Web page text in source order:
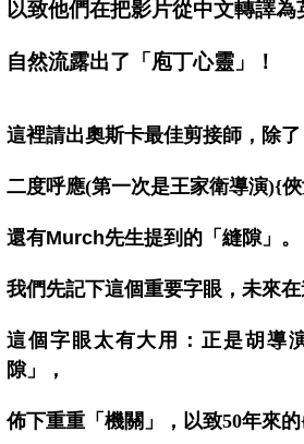
以致他們在把影片從中文轉譯為
自然流露出了「庖丁心靈」！
這裡請出奧斯卡最佳剪接師，除了
二度呼應(第一次是王家衛導演){俠
還有Murch先生提到的「縫隙」。
我們先記下這個重要字眼，未來在
這個字眼太有大用：正是胡導
隙」，
佈下重重「機關」，以致50年來的